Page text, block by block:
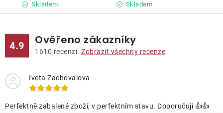
Skladem Skladem
4.9 Ověřeno zákazníky
1610 recenzí. Zobrazit všechny recenze
Iveta Zachovalova
Perfektně zabalené zboží, v perfektním stavu. Doporučuji 👍👍